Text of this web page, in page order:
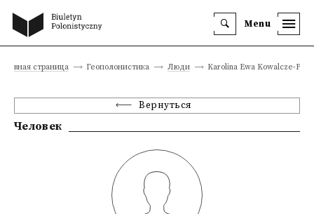
Menu
Главная страница Геополонистика Люди Karolina Ewa Kowalcze-
Вернуться
Человек